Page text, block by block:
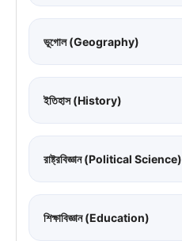
ভূগোল (Geography)
ইতিহাস (History)
রাষ্ট্রবিজ্ঞান (Political Science)
শিক্ষাবিজ্ঞান (Education)